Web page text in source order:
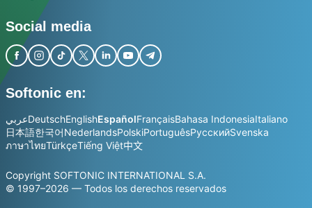
Social media
Softonic en:
عربيDeutschEnglishEspañolFrançaisBahasa IndonesiaItaliano
日本語한국어NederlandsPolskiPortuguêsРусскийSvenska
ภาษาไทยTürkçeTiếng Việt中文
Copyright SOFTONIC INTERNATIONAL S.A.
© 1997–2026 — Todos los derechos reservados